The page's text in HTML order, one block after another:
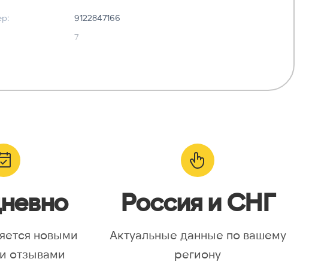
9122847166
7
✓ Да
новыми
отзывами
Россия и СНГ
Актуальные данные по вашему
региону